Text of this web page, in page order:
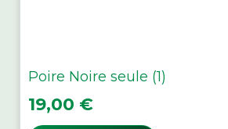
Poire Noire seule (1)
Prix
19,00 €